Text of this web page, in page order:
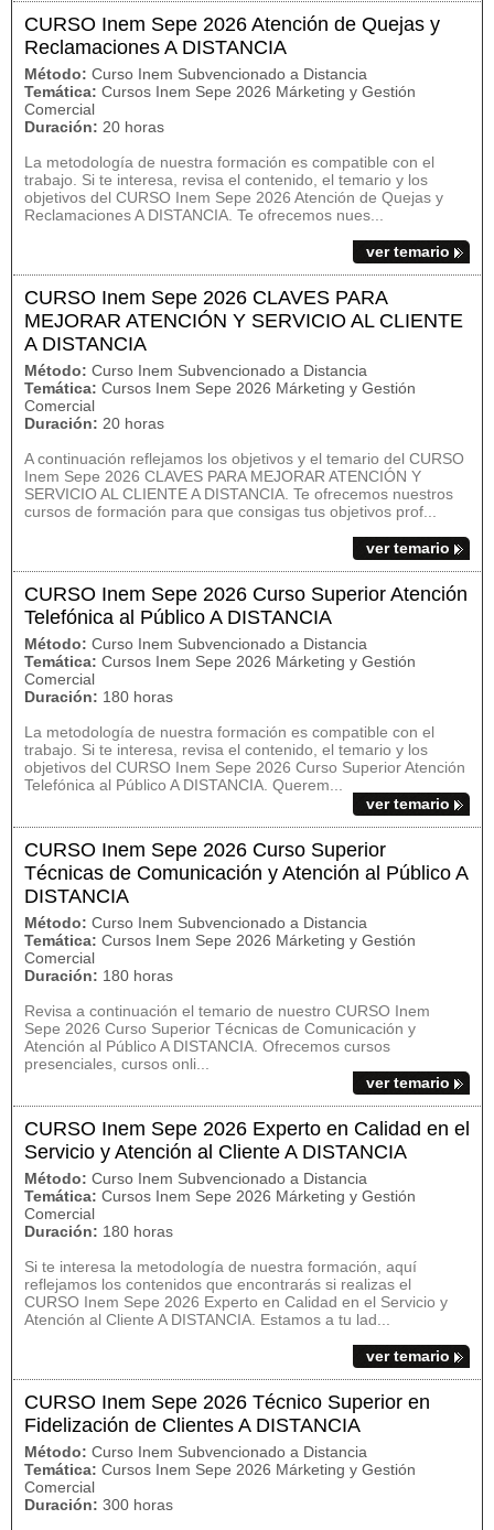
CURSO Inem Sepe 2026 Atención de Quejas y
Reclamaciones A DISTANCIA
Método: Curso Inem Subvencionado a Distancia
Temática: Cursos Inem Sepe 2026 Márketing y Gestión
Comercial
Duración: 20 horas
La metodología de nuestra formación es compatible con el
trabajo. Si te interesa, revisa el contenido, el temario y los
objetivos del CURSO Inem Sepe 2026 Atención de Quejas y
Reclamaciones A DISTANCIA. Te ofrecemos nues...
ver temario
CURSO Inem Sepe 2026 CLAVES PARA
MEJORAR ATENCIÓN Y SERVICIO AL CLIENTE
A DISTANCIA
Método: Curso Inem Subvencionado a Distancia
Temática: Cursos Inem Sepe 2026 Márketing y Gestión
Comercial
Duración: 20 horas
A continuación reflejamos los objetivos y el temario del CURSO
Inem Sepe 2026 CLAVES PARA MEJORAR ATENCIÓN Y
SERVICIO AL CLIENTE A DISTANCIA. Te ofrecemos nuestros
cursos de formación para que consigas tus objetivos prof...
ver temario
CURSO Inem Sepe 2026 Curso Superior Atención
Telefónica al Público A DISTANCIA
Método: Curso Inem Subvencionado a Distancia
Temática: Cursos Inem Sepe 2026 Márketing y Gestión
Comercial
Duración: 180 horas
La metodología de nuestra formación es compatible con el
trabajo. Si te interesa, revisa el contenido, el temario y los
objetivos del CURSO Inem Sepe 2026 Curso Superior Atención
Telefónica al Público A DISTANCIA. Querem...
ver temario
CURSO Inem Sepe 2026 Curso Superior
Técnicas de Comunicación y Atención al Público A
DISTANCIA
Método: Curso Inem Subvencionado a Distancia
Temática: Cursos Inem Sepe 2026 Márketing y Gestión
Comercial
Duración: 180 horas
Revisa a continuación el temario de nuestro CURSO Inem
Sepe 2026 Curso Superior Técnicas de Comunicación y
Atención al Público A DISTANCIA. Ofrecemos cursos
presenciales, cursos onli...
ver temario
CURSO Inem Sepe 2026 Experto en Calidad en el
Servicio y Atención al Cliente A DISTANCIA
Método: Curso Inem Subvencionado a Distancia
Temática: Cursos Inem Sepe 2026 Márketing y Gestión
Comercial
Duración: 180 horas
Si te interesa la metodología de nuestra formación, aquí
reflejamos los contenidos que encontrarás si realizas el
CURSO Inem Sepe 2026 Experto en Calidad en el Servicio y
Atención al Cliente A DISTANCIA. Estamos a tu lad...
ver temario
CURSO Inem Sepe 2026 Técnico Superior en
Fidelización de Clientes A DISTANCIA
Método: Curso Inem Subvencionado a Distancia
Temática: Cursos Inem Sepe 2026 Márketing y Gestión
Comercial
Duración: 300 horas